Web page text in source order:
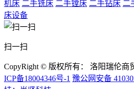
机床 二手铣床 二手镗床 二手钻床 二
床设备
扫一扫
CopyRight © 版权所有： 洛阳瑞伦商
ICP备18004346号-1 豫公网安备